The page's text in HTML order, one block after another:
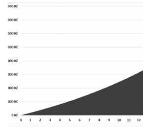
Kontakt
ZAČÍT INVESTOVAT